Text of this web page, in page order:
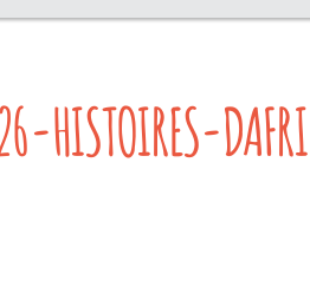
HISTOIRES-